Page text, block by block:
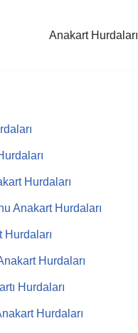
Anakart Hurdaları
Hurdaları
Anakart Hurdaları
Hurdaları
Hurdaları
Hurdaları
Hurdaları